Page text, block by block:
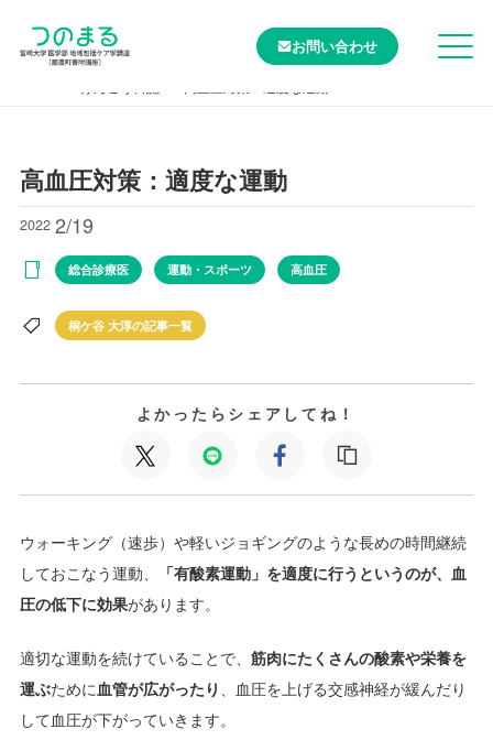
お問い合わせ
高血圧対策：適度な運動
2022 2/19
総合診療医 運動・スポーツ 高血圧
桐ケ谷 大淳の記事一覧
よかったらシェアしてね！
ウォーキング（速歩）や軽いジョギングのような長めの時間継続
しておこなう運動、
「有酸素運動」を適度に行うというのが、血
圧の低下に効果があります。
適切な運動を続けていることで、 筋肉にたくさんの酸素や栄養を
運ぶために血管が広がったり 、血圧を上げる交感神経が緩んだり
して血圧が下がっていきます。